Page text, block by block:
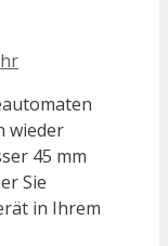
wieder
45 mm
Sie
in Ihrem